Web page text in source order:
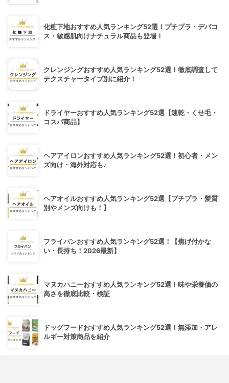
化粧下地おすすめ人気ランキング52選！プチプラ・デパコ
ス・敏感肌向けナチュラル商品も登場！
クレンジングおすすめ人気ランキング52選！徹底調査して
テクスチャータイプ別に紹介！
ドライヤーおすすめ人気ランキング52選【速乾・くせ毛・
コスパ商品】
ヘアアイロンおすすめ人気ランキング52選！初心者・メン
ズ向け・海外対応も♪
ヘアオイルおすすめ人気ランキング52選【プチプラ・髪質
別やメンズ向けも！】
フライパンおすすめ人気ランキング52選！【焦げ付かな
い・長持ち！2026最新】
マヌカハニーおすすめ人気ランキング52選！味や栄養価の
高さを徹底比較・検証
ドッグフードおすすめ人気ランキング52選！無添加・アレ
ルギー対策商品を紹介